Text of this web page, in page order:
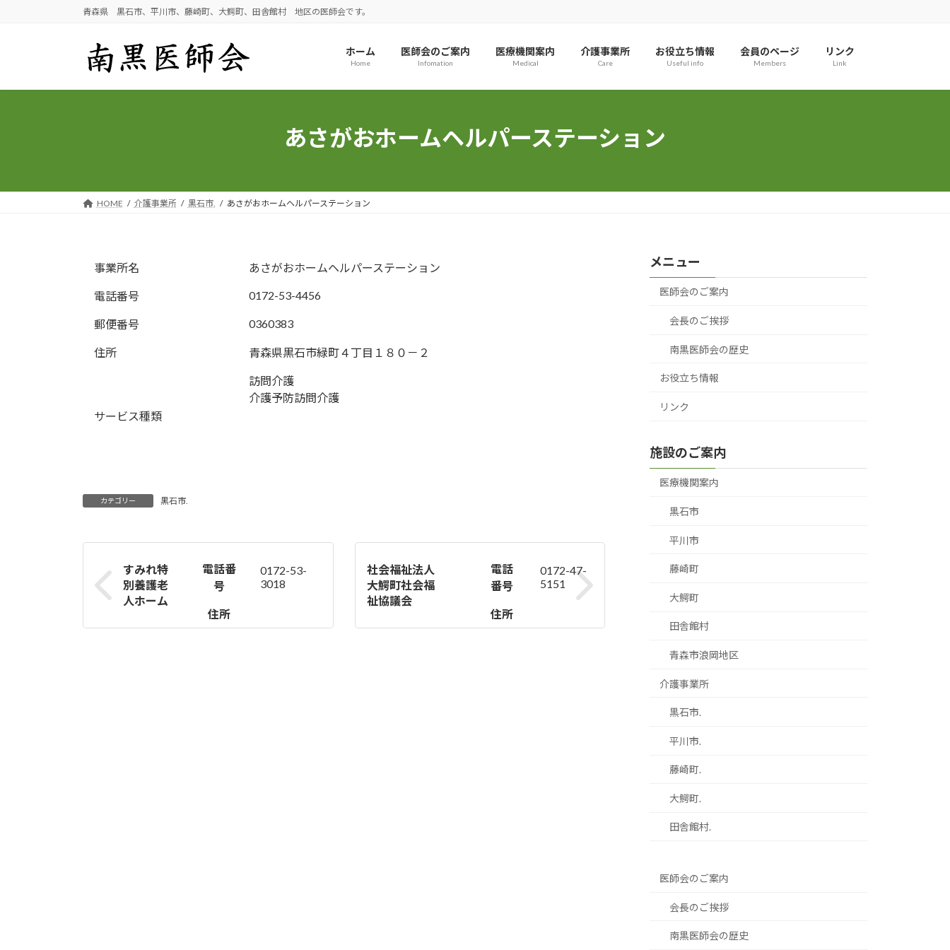
へ
ョ
青森県 黒石市、平川市、藤崎町、大鰐町、田舎館村 地区の医師会です。
ホーム
Home
医師会のご案内
Infomation
医療機関案内
Medical
介護事業所
Care
お役立ち情報
Useful info
会員のページ
Members
リンク
Link
あさがおホームヘルパーステーション
HOME 介護事業所 黒石市. あさがおホームヘルパーステーション
事業所名 あさがおホームヘルパーステーション
電話番号 0172-53-4456
郵便番号 0360383
住所 青森県黒石市緑町４丁目１８０－２
サービス種類
訪問介護
介護予防訪問介護
カテゴリー 黒石市.
すみれ特
別養護老
人ホーム
電話番
号
0172-53-
3018
住所
社会福祉法人
大鰐町社会福
祉協議会
電話
番号
0172-47-
5151
住所
メニュー
医師会のご案内
会長のご挨拶
南黒医師会の歴史
お役立ち情報
リンク
施設のご案内
医療機関案内
黒石市
平川市
藤崎町
大鰐町
田舎館村
青森市浪岡地区
介護事業所
黒石市.
平川市.
藤崎町.
大鰐町.
田舎館村.
医師会のご案内
会長のご挨拶
南黒医師会の歴史